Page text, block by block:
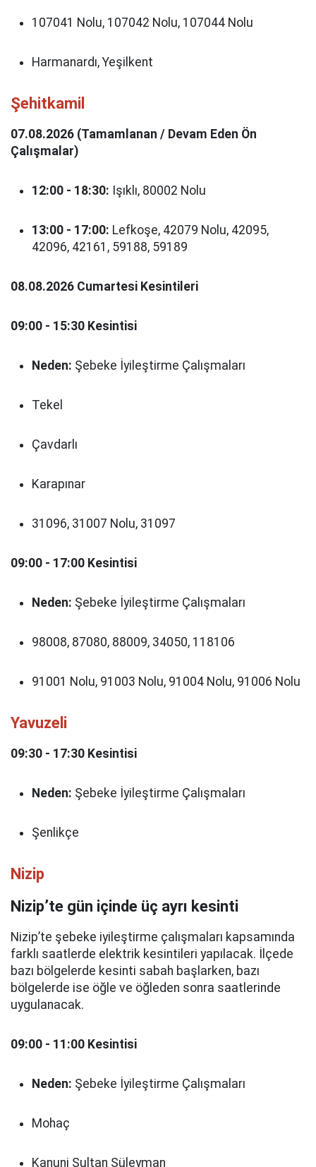
107041 Nolu, 107042 Nolu, 107044 Nolu
Harmanardı, Yeşilkent
Şehitkamil
07.08.2026 (Tamamlanan / Devam Eden Ön
Çalışmalar)
12:00 - 18:30: Işıklı, 80002 Nolu
13:00 - 17:00: Lefkoşe, 42079 Nolu, 42095,
42096, 42161, 59188, 59189
08.08.2026 Cumartesi Kesintileri
09:00 - 15:30 Kesintisi
Neden: Şebeke İyileştirme Çalışmaları
Tekel
Çavdarlı
Karapınar
31096, 31007 Nolu, 31097
09:00 - 17:00 Kesintisi
Neden: Şebeke İyileştirme Çalışmaları
98008, 87080, 88009, 34050, 118106
91001 Nolu, 91003 Nolu, 91004 Nolu, 91006 Nolu
Yavuzeli
09:30 - 17:30 Kesintisi
Neden: Şebeke İyileştirme Çalışmaları
Şenlikçe
Nizip
Nizip’te gün içinde üç ayrı kesinti
Nizip’te şebeke iyileştirme çalışmaları kapsamında
farklı saatlerde elektrik kesintileri yapılacak. İlçede
bazı bölgelerde kesinti sabah başlarken, bazı
bölgelerde ise öğle ve öğleden sonra saatlerinde
uygulanacak.
09:00 - 11:00 Kesintisi
Neden: Şebeke İyileştirme Çalışmaları
Mohaç
Kanuni Sultan Süleyman